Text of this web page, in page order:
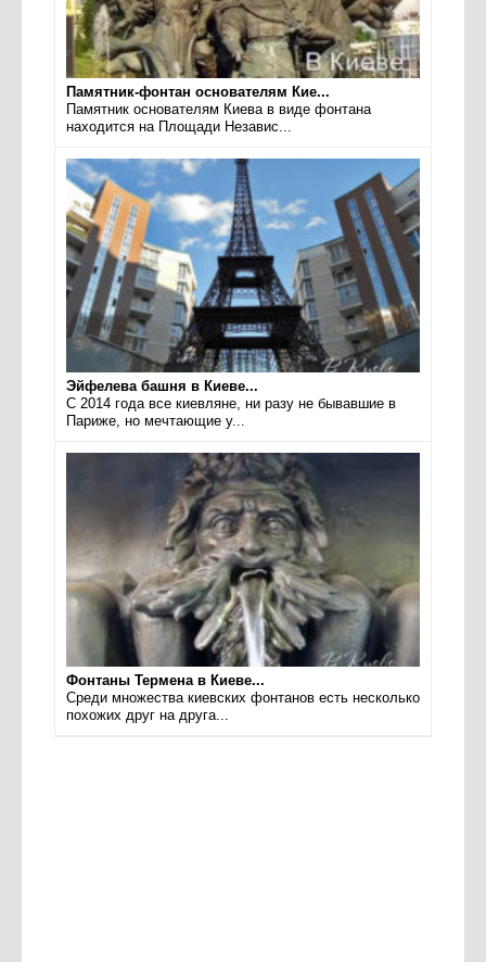
Памятник-фонтан основателям Кие...
Памятник основателям Киева в виде фонтана
находится на Площади Независ...
Эйфелева башня в Киеве...
С 2014 года все киевляне, ни разу не бывавшие в
Париже, но мечтающие у...
Фонтаны Термена в Киеве...
Среди множества киевских фонтанов есть несколько
похожих друг на друга...